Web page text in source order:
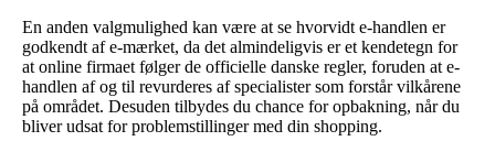
En anden valgmulighed kan være at se hvorvidt e-handlen er
godkendt af e-mærket, da det almindeligvis er et kendetegn for
at online firmaet følger de officielle danske regler, foruden at e-
handlen af og til revurderes af specialister som forstår vilkårene
på området. Desuden tilbydes du chance for opbakning, når du
bliver udsat for problemstillinger med din shopping.